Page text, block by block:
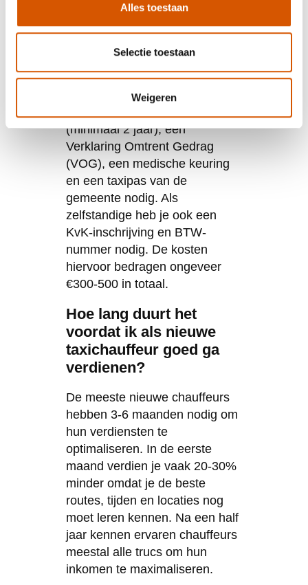
Alles toestaan
Selectie toestaan
Weigeren
Welke documenten en
vergunningen heb ik
nodig om als
beginnen?
(minimaal 2 jaar), een
Verklaring Omtrent Gedrag
(VOG), een medische keuring
en een taxipas van de
gemeente nodig. Als
zelfstandige heb je ook een
KvK-inschrijving en BTW-
nummer nodig. De kosten
hiervoor bedragen ongeveer
€300-500 in totaal.
Hoe lang duurt het
voordat ik als nieuwe
taxichauffeur goed ga
verdienen?
De meeste nieuwe chauffeurs
hebben 3-6 maanden nodig om
hun verdiensten te
optimaliseren. In de eerste
maand verdien je vaak 20-30%
minder omdat je de beste
routes, tijden en locaties nog
moet leren kennen. Na een half
jaar kennen ervaren chauffeurs
meestal alle trucs om hun
inkomen te maximaliseren.